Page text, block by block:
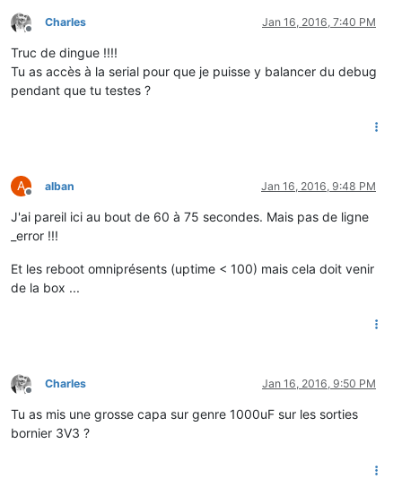
Offline
Charles Jan 16, 2016, 7:40 PM
Truc de dingue !!!!
Tu as accès à la serial pour que je puisse y balancer du debug
pendant que tu testes ?
A
Offline
alban Jan 16, 2016, 9:48 PM
J'ai pareil ici au bout de 60 à 75 secondes. Mais pas de ligne
_error !!!
Et les reboot omniprésents (uptime < 100) mais cela doit venir
de la box ...
Offline
Charles Jan 16, 2016, 9:50 PM
Tu as mis une grosse capa sur genre 1000uF sur les sorties
bornier 3V3 ?